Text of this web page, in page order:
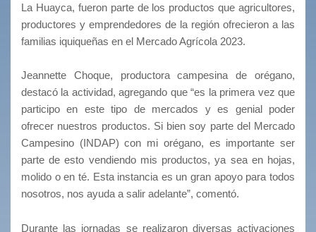
La Huayca, fueron parte de los productos que agricultores,
productores y emprendedores de la región ofrecieron a las
familias iquiqueñas en el Mercado Agrícola 2023.
Jeannette Choque, productora campesina de orégano,
destacó la actividad, agregando que “es la primera vez que
participo en este tipo de mercados y es genial poder
ofrecer nuestros productos. Si bien soy parte del Mercado
Campesino (INDAP) con mi orégano, es importante ser
parte de esto vendiendo mis productos, ya sea en hojas,
molido o en té. Esta instancia es un gran apoyo para todos
nosotros, nos ayuda a salir adelante”, comentó.
Durante las jornadas se realizaron diversas activaciones